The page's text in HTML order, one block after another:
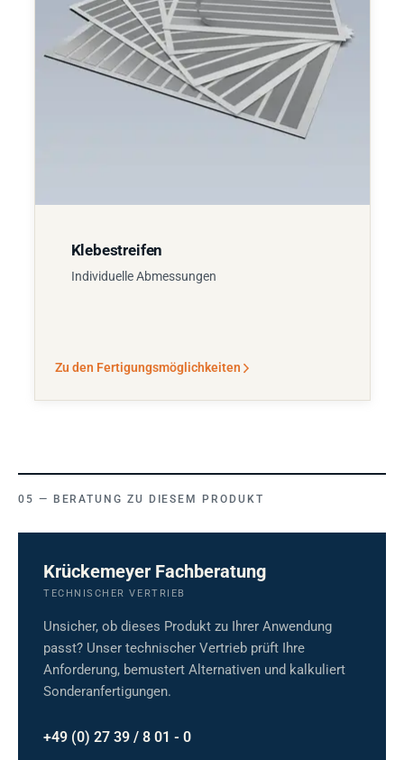
Klebestreifen
Individuelle Abmessungen
Zu den Fertigungsmöglichkeiten
BERATUNG ZU DIESEM PRODUKT
Krückemeyer Fachberatung
TECHNISCHER VERTRIEB
Unsicher, ob dieses Produkt zu Ihrer Anwendung
passt? Unser technischer Vertrieb prüft Ihre
Anforderung, bemustert Alternativen und kalkuliert
Sonderanfertigungen.
+49 (0) 27 39 / 8 01 - 0